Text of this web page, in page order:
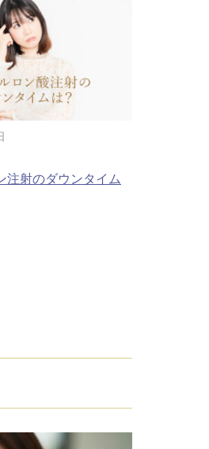
注射のダウンタイム